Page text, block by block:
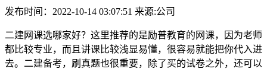
发布时间：2022-10-14 03:07:51 来源:公司
二建网课选哪家好？这里推荐的是励普教育的网课，因为老师
都比较专业，而且讲课比较浅显易懂，很容易就能把你代入进
去。二建备考，刷真题也很重要，除了买的试卷之外，还可以